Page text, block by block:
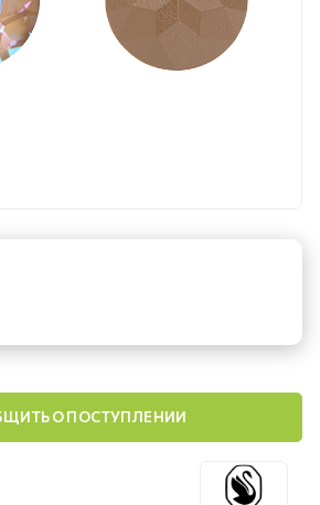
О ПОСТУПЛЕНИИ